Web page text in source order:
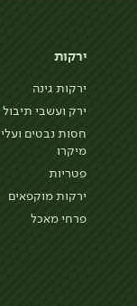
ירקות
ירקות גינה
ירק ועשבי תיבול
חסות נבטים ועלי
מיקרו
פטריות
ירקות מוקפאים
פרחי מאכל